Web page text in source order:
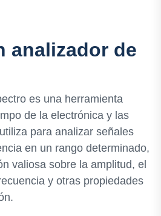
analizador de
es una herramienta
de la electrónica y las
para analizar señales
en un rango determinado,
valiosa sobre la amplitud, el
y otras propiedades